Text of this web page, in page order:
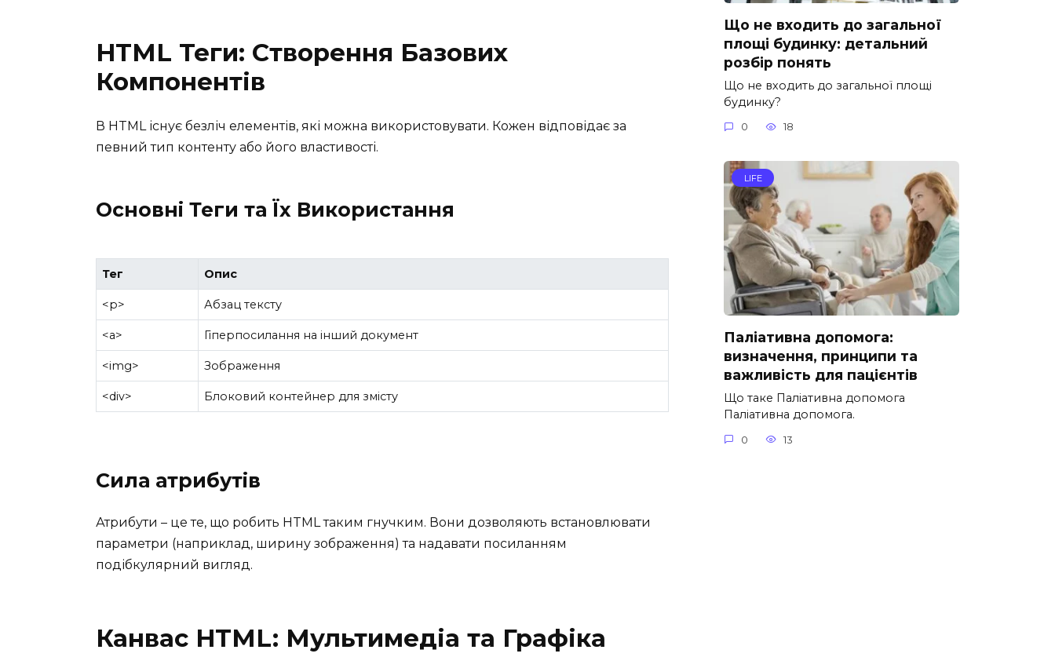
HTML Теги: Створення Базових
Компонентів
В HTML існує безліч елементів, які можна використовувати. Кожен відповідає за
певний тип контенту або його властивості.
Основні Теги та Їх Використання
Тег Опис
<p> Абзац тексту
<a> Гіперпосилання на інший документ
<img> Зображення
<div> Блоковий контейнер для змісту
Сила атрибутів
Атрибути – це те, що робить HTML таким гнучким. Вони дозволяють встановлювати
параметри (наприклад, ширину зображення) та надавати посиланням
подібкулярний вигляд.
Канвас HTML: Мультимедіа та Графіка
Що не входить до загальної
площі будинку: детальний
розбір понять
Що не входить до загальної площі
будинку?
0 18
LIFE
Паліативна допомога:
визначення, принципи та
важливість для пацієнтів
Що таке Паліативна допомога
Паліативна допомога.
0 13